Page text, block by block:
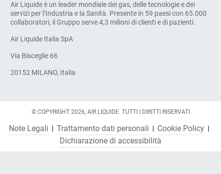
Air Liquide è un leader mondiale dei gas, delle tecnologie e dei
servizi per l’Industria e la Sanità. Presente in 59 paesi con 65.000
collaboratori, il Gruppo serve 4,3 milioni di clienti e di pazienti.
Air Liquide Italia SpA
Via Bisceglie 66
20152 MILANO, Italia
© COPYRIGHT 2026, AIR LIQUIDE. TUTTI I DIRITTI RISERVATI
Note Legali Trattamento dati personali
Cookie Policy
Dichiarazione di accessibilità